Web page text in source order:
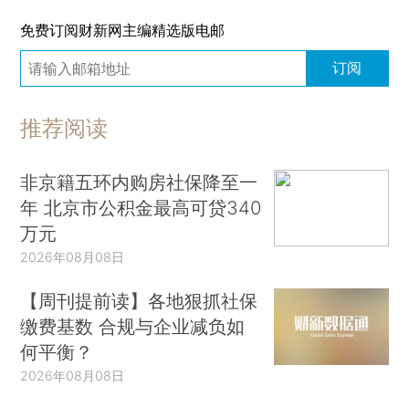
免费订阅财新网主编精选版电邮
订阅
推荐阅读
非京籍五环内购房社保降至一
年 北京市公积金最高可贷340
万元
2026年08月08日
【周刊提前读】各地狠抓社保
缴费基数 合规与企业减负如
何平衡？
2026年08月08日